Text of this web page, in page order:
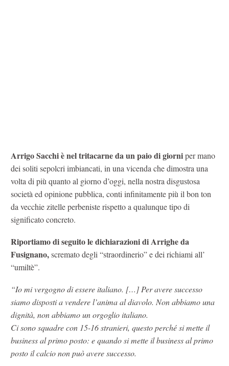
Arrigo Sacchi è nel tritacarne da un paio di giorniper mano
dei soliti sepolcri imbiancati, in una vicenda che dimostra una
volta di più quanto al giorno d’oggi, nella nostra disgustosa
società ed opinione pubblica, conti infinitamente più il bon ton
da vecchie zitelle perbeniste rispetto a qualunque tipo di
significato concreto.
Riportiamo di seguito le dichiarazioni di Arrighe da
Fusignano,scremato degli “straordinerio” e dei richiami all’
“umiltè”.
“Io mi vergogno di essere italiano. […] Per avere successo
siamo disposti a vendere l’anima al diavolo. Non abbiamo una
dignità, non abbiamo un orgoglio italiano.
Ci sono squadre con 15-16 stranieri, questo perché si mette il
business al primo posto: e quando si mette il business al primo
posto il calcio non può avere successo.